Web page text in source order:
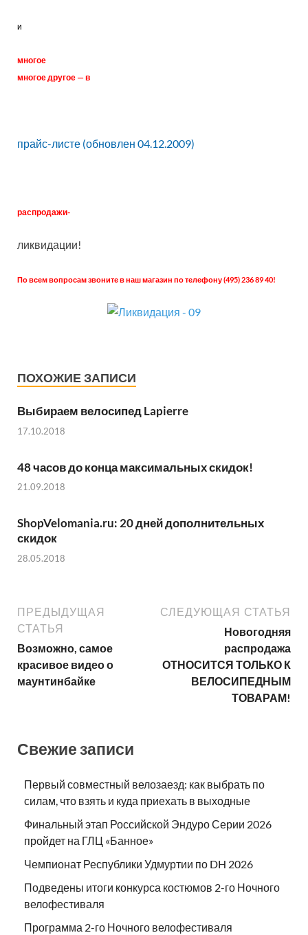
и
многое
многое другое — в
прайс-листе (обновлен 04.12.2009)
распродажи-
ликвидации!
По всем вопросам звоните в наш магазин по телефону (495) 236 89 40!
ПОХОЖИЕ ЗАПИСИ
Выбираем велосипед Lapierre
17.10.2018
48 часов до конца максимальных скидок!
21.09.2018
ShopVelomania.ru: 20 дней дополнительных
скидок
28.05.2018
ПРЕДЫДУЩАЯ
СТАТЬЯ
Возможно, самое
красивое видео о
маунтинбайке
СЛЕДУЮЩАЯ СТАТЬЯ
Новогодняя
распродажа
ОТНОСИТСЯ ТОЛЬКО К
ВЕЛОСИПЕДНЫМ
ТОВАРАМ!
Свежие записи
Первый совместный велозаезд: как выбрать по
силам, что взять и куда приехать в выходные
Финальный этап Российской Эндуро Серии 2026
пройдет на ГЛЦ «Банное»
Чемпионат Республики Удмуртии по DH 2026
Подведены итоги конкурса костюмов 2-го Ночного
велофестиваля
Программа 2-го Ночного велофестиваля